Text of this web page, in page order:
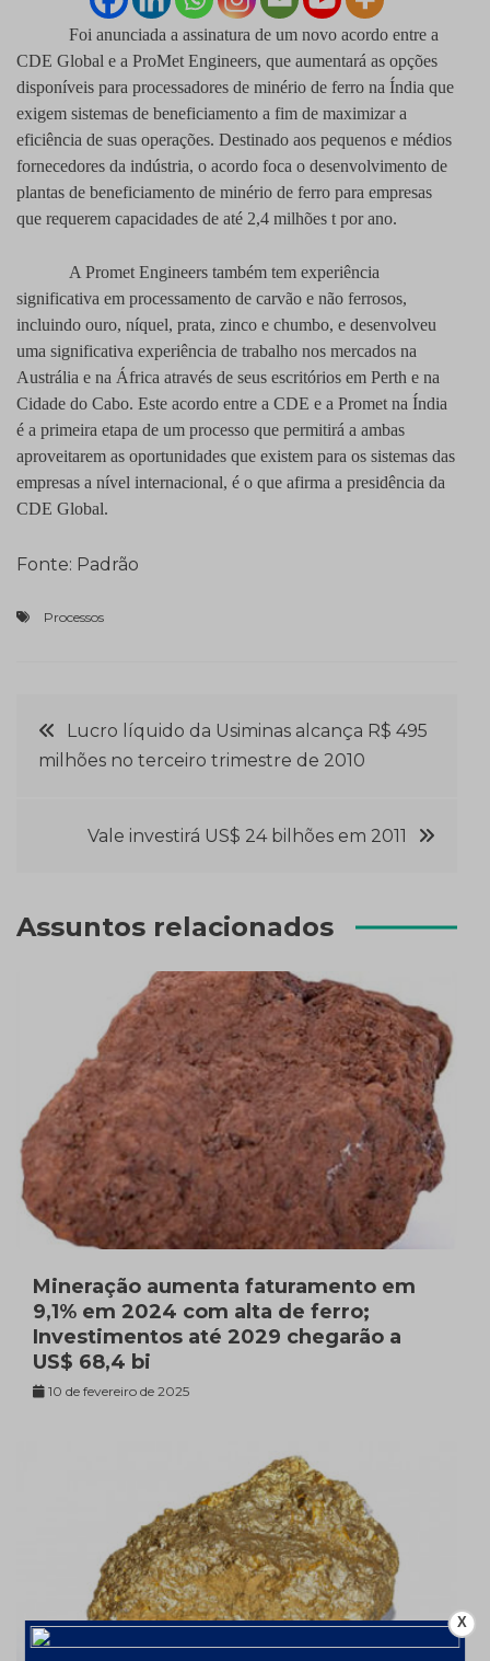
Foi anunciada a assinatura de um novo acordo entre a
CDE Global e a ProMet Engineers, que aumentará as opções
disponíveis para processadores de minério de ferro na Índia que
exigem sistemas de beneficiamento a fim de maximizar a
eficiência de suas operações. Destinado aos pequenos e médios
fornecedores da indústria, o acordo foca o desenvolvimento de
plantas de beneficiamento de minério de ferro para empresas
que requerem capacidades de até 2,4 milhões t por ano.
A Promet Engineers também tem experiência
significativa em processamento de carvão e não ferrosos,
incluindo ouro, níquel, prata, zinco e chumbo, e desenvolveu
uma significativa experiência de trabalho nos mercados na
Austrália e na África através de seus escritórios em Perth e na
Cidade do Cabo. Este acordo entre a CDE e a Promet na Índia
é a primeira etapa de um processo que permitirá a ambas
aproveitarem as oportunidades que existem para os sistemas das
empresas a nível internacional, é o que afirma a presidência da
CDE Global.
Fonte: Padrão
Processos
Navegação
Post
Lucro líquido da Usiminas alcança R$ 495
milhões no terceiro trimestre de 2010
Vale investirá US$ 24 bilhões em 2011
Assuntos relacionados
Mineração aumenta faturamento em
9,1% em 2024 com alta de ferro;
Investimentos até 2029 chegarão a
US$ 68,4 bi
10 de fevereiro de 2025
X